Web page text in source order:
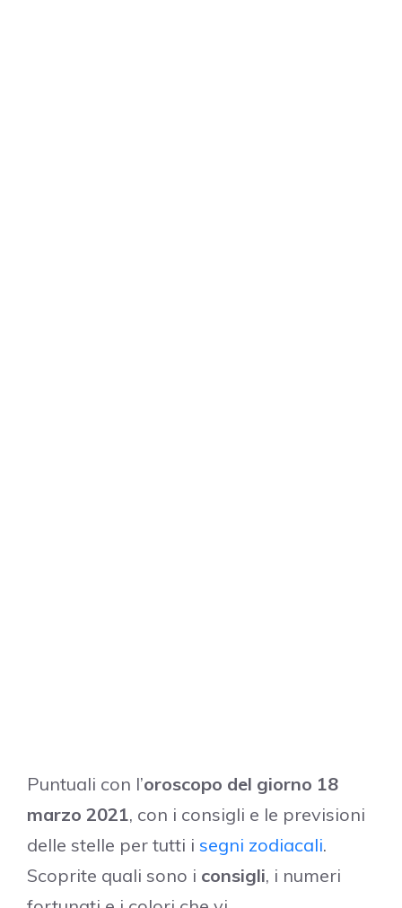
Puntuali con l’oroscopo del giorno 18
marzo 2021, con i consigli e le previsioni
delle stelle per tutti i segni zodiacali.
Scoprite quali sono i consigli, i numeri